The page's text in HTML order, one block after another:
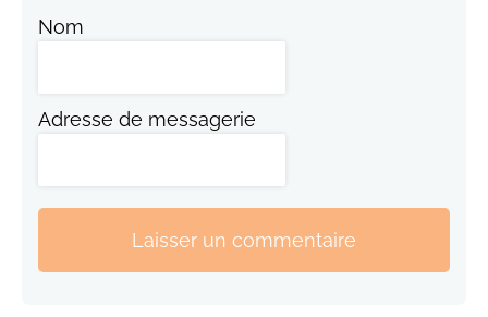
Nom
Adresse de messagerie
Laisser un commentaire